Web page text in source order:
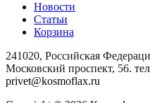
Новости
Статьи
Корзина
241020, Российская
Московский проспект, 56.
privet@kosmoflax.ru